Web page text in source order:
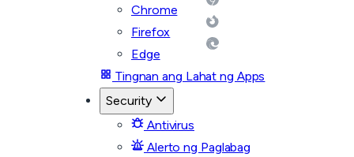
Chrome
Firefox
Edge
Tingnan ang Lahat ng Apps
Security
Antivirus
Alerto ng Paglabag